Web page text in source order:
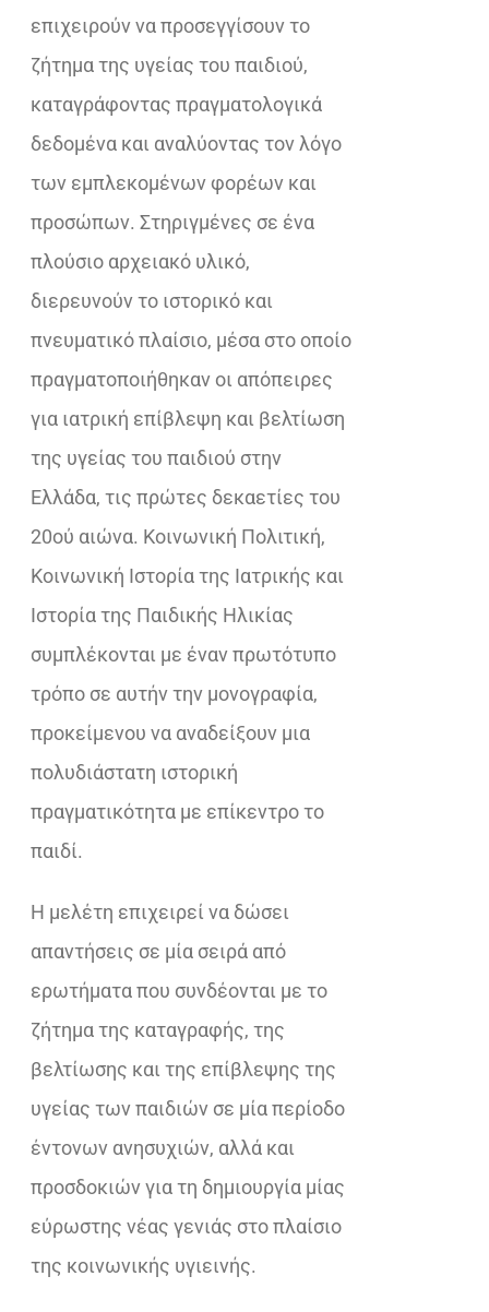
επιχειρούν να προσεγγίσουν το
ζήτημα της υγείας του παιδιού,
καταγράφοντας πραγματολογικά
δεδομένα και αναλύοντας τον λόγο
των εμπλεκομένων φορέων και
προσώπων. Στηριγμένες σε ένα
πλούσιο αρχειακό υλικό,
διερευνούν το ιστορικό και
πνευματικό πλαίσιο, μέσα στο οποίο
πραγματοποιήθηκαν οι απόπειρες
για ιατρική επίβλεψη και βελτίωση
της υγείας του παιδιού στην
Ελλάδα, τις πρώτες δεκαετίες του
20ού αιώνα. Κοινωνική Πολιτική,
Κοινωνική Ιστορία της Ιατρικής και
Ιστορία της Παιδικής Ηλικίας
συμπλέκονται με έναν πρωτότυπο
τρόπο σε αυτήν την μονογραφία,
προκείμενου να αναδείξουν μια
πολυδιάστατη ιστορική
πραγματικότητα με επίκεντρο το
παιδί.
Η μελέτη επιχειρεί να δώσει
απαντήσεις σε μία σειρά από
ερωτήματα που συνδέονται με το
ζήτημα της καταγραφής, της
βελτίωσης και της επίβλεψης της
υγείας των παιδιών σε μία περίοδο
έντονων ανησυχιών, αλλά και
προσδοκιών για τη δημιουργία μίας
εύρωστης νέας γενιάς στο πλαίσιο
της κοινωνικής υγιεινής.